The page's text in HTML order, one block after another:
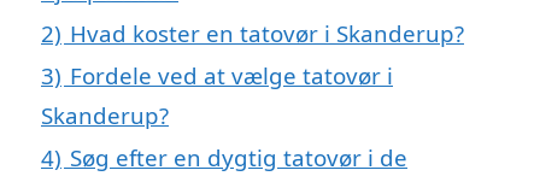
2) Hvad koster en tatovør i Skanderup?
3) Fordele ved at vælge tatovør i
Skanderup?
4) Søg efter en dygtig tatovør i de